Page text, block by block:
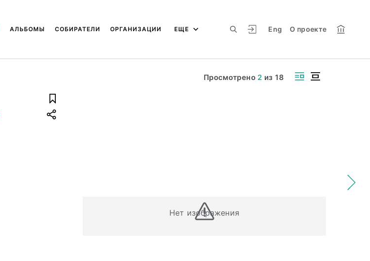
Eng О проекте
АЛЬБОМЫ СОБИРАТЕЛИ ОРГАНИЗАЦИИ ЕЩЕ
Просмотрено 2 из18
Нет изображения